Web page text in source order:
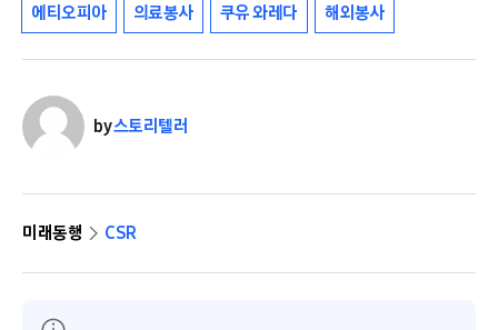
에티오피아 의료봉사 쿠유 와레다 해외봉사
by스토리텔러
미래동행 CSR